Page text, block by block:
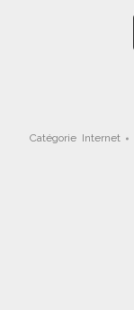
Catégorie Internet